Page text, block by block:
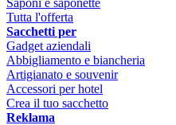
Saponi e saponette
Tutta l'offerta
Sacchetti per
Gadget aziendali
Abbigliamento e biancheria
Artigianato e souvenir
Accessori per hotel
Crea il tuo sacchetto
Reklama